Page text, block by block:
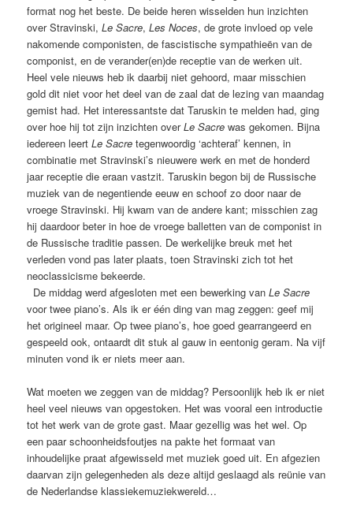
format nog het beste. De beide heren wisselden hun inzichten
over Stravinski,Le Sacre,Les Noces, de grote invloed op vele
nakomende componisten, de fascistische sympathieën van de
componist, en de verander(en)de receptie van de werken uit.
Heel vele nieuws heb ik daarbij niet gehoord, maar misschien
gold dit niet voor het deel van de zaal dat de lezing van maandag
gemist had. Het interessantste dat Taruskin te melden had, ging
over hoe hij tot zijn inzichten overLe Sacre was gekomen. Bijna
iedereen leertLe Sacre tegenwoordig ‘achteraf’ kennen, in
combinatie met Stravinski’s nieuwere werk en met de honderd
jaar receptie die eraan vastzit. Taruskin begon bij de Russische
muziek van de negentiende eeuw en schoof zo door naar de
vroege Stravinski. Hij kwam van de andere kant; misschien zag
hij daardoor beter in hoe de vroege balletten van de componist in
de Russische traditie passen. De werkelijke breuk met het
verleden vond pas later plaats, toen Stravinski zich tot het
neoclassicisme bekeerde.
De middag werd afgesloten met een bewerking vanLe Sacre
voor twee piano’s. Als ik er één ding van mag zeggen: geef mij
het origineel maar. Op twee piano’s, hoe goed gearrangeerd en
gespeeld ook, ontaardt dit stuk al gauw in eentonig geram. Na vijf
minuten vond ik er niets meer aan.
Wat moeten we zeggen van de middag? Persoonlijk heb ik er niet
heel veel nieuws van opgestoken. Het was vooral een introductie
tot het werk van de grote gast. Maar gezellig was het wel. Op
een paar schoonheidsfoutjes na pakte het formaat van
inhoudelijke praat afgewisseld met muziek goed uit. En afgezien
daarvan zijn gelegenheden als deze altijd geslaagd als reünie van
de Nederlandse klassiekemuziekwereld…